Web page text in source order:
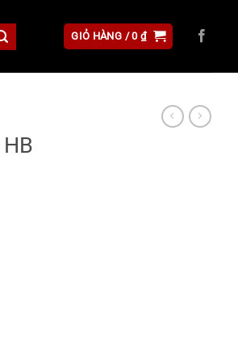
GIỎ HÀNG /0₫